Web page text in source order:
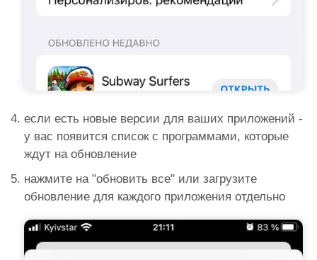
если есть новые версии для ваших приложений -
у вас появится список с программами, которые
ждут на обновление
нажмите на "обновить все" или загрузите
обновление для каждого приложения отдельно